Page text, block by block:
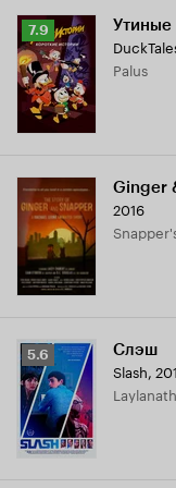
Рейтинг
Кинопоиска
7.9
7.9 Утиные
Palus
Ginger
2016
Рейтинг
Кинопоиска
5.6
5.6 Слэш
Slash,